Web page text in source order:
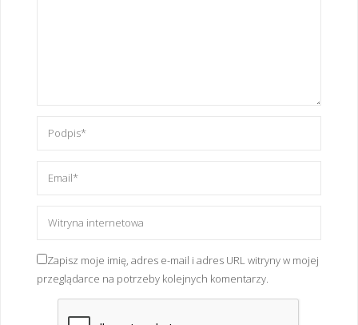
Zapisz moje imię, adres e-mail i adres URL witryny w mojej
przeglądarce na potrzeby kolejnych komentarzy.